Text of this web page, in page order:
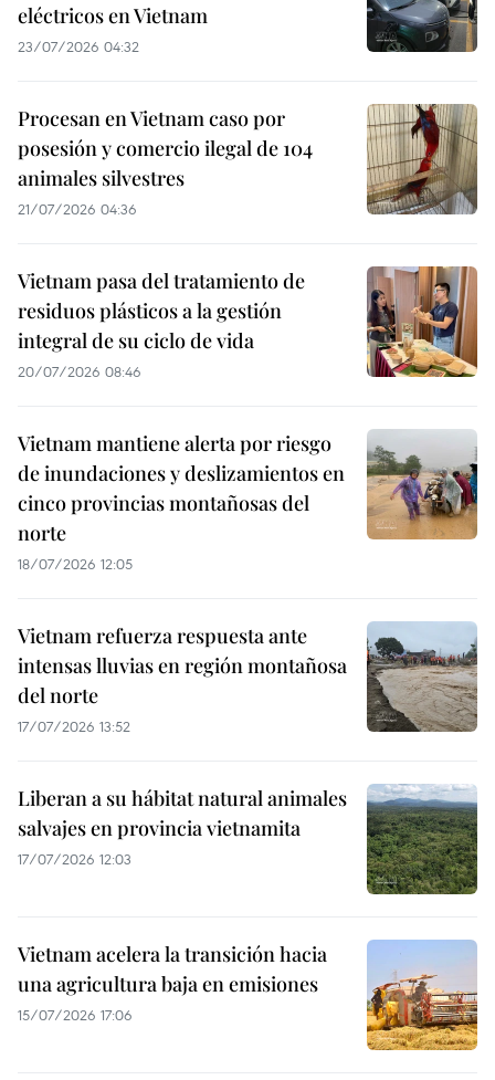
eléctricos en Vietnam
23/07/2026 04:32
Procesan en Vietnam caso por
posesión y comercio ilegal de 104
animales silvestres
21/07/2026 04:36
Vietnam pasa del tratamiento de
residuos plásticos a la gestión
integral de su ciclo de vida
20/07/2026 08:46
Vietnam mantiene alerta por riesgo
de inundaciones y deslizamientos en
cinco provincias montañosas del
norte
18/07/2026 12:05
Vietnam refuerza respuesta ante
intensas lluvias en región montañosa
del norte
17/07/2026 13:52
Liberan a su hábitat natural animales
salvajes en provincia vietnamita
17/07/2026 12:03
Vietnam acelera la transición hacia
una agricultura baja en emisiones
15/07/2026 17:06